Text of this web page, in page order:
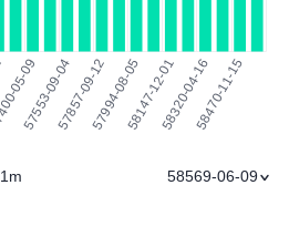
1m 58569-06-09